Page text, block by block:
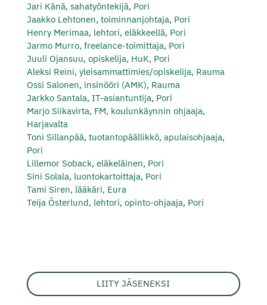
Jari Känä, sahatyöntekijä, Pori
Jaakko Lehtonen, toiminnanjohtaja, Pori
Henry Merimaa, lehtori, eläkkeellä, Pori
Jarmo Murro, freelance-toimittaja, Pori
Juuli Ojansuu, opiskelija, HuK, Pori
Aleksi Reini, yleisammattimies/opiskelija, Rauma
Ossi Salonen, insinööri (AMK), Rauma
Jarkko Santala, IT-asiantuntija, Pori
Marjo Siikavirta, FM, koulunkäynnin ohjaaja,
Harjavalta
Toni Sillanpää, tuotantopäällikkö, apulaisohjaaja,
Pori
Lillemor Soback, eläkeläinen, Pori
Sini Solala, luontokartoittaja, Pori
Tami Siren, lääkäri, Eura
Teija Österlund, lehtori, opinto-ohjaaja, Pori
LIITY JÄSENEKSI